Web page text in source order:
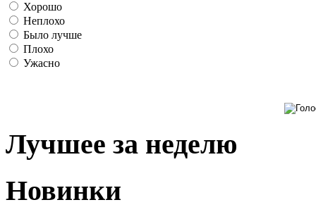
Хорошо
Неплохо
Было лучше
Плохо
Ужасно
Лучшее за неделю
Новинки